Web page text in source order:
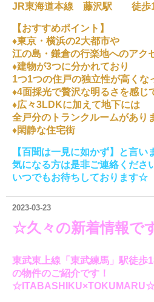
JR東海道本線 藤沢駅 徒歩
【おすすめポイント】
♦東京・横浜の2大都市や
江の島・鎌倉の行楽地へのアク
♦建物が3つに分かれており
1つ1つの住戸の独立性が高くな
♦4面採光で贅沢な明るさを感じ
♦広々3LDKに加えて地下には
全戸分のトランクルームがあり
♦閑静な住宅街
【百聞は一見に如かず】と言い
気になる方は是非ご連絡くださ
いつでもお待ちしております☆
2023-03-23
☆久々の新着情報で
東武東上線「東武練馬」駅徒歩
の物件のご紹介です！